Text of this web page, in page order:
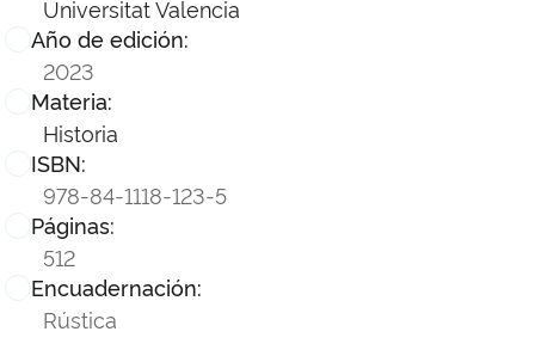
Universitat Valencia
Año de edición:
2023
Materia:
Historia
ISBN:
978-84-1118-123-5
Páginas:
512
Encuadernación:
Rústica